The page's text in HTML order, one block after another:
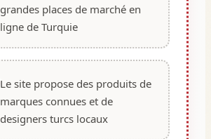
grandes places de marché en
ligne de Turquie
Le site propose des produits de
marques connues et de
designers turcs locaux